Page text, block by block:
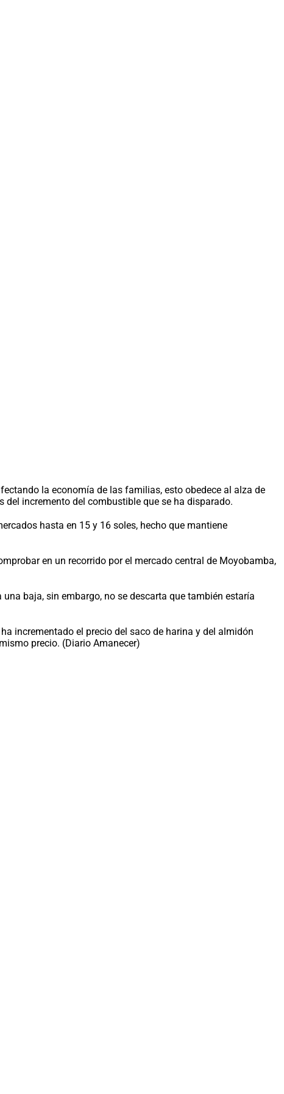
la economía de las familias, esto obedece al alza de
incremento del combustible que se ha disparado.
hasta en 15 y 16 soles, hecho que mantiene
en un recorrido por el mercado central de Moyobamba,
baja, sin embargo, no se descarta que también estaría
incrementado el precio del saco de harina y del almidón
precio. (Diario Amanecer)